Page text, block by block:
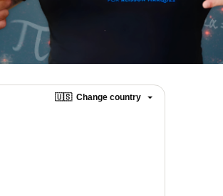
🇺🇸 Change country